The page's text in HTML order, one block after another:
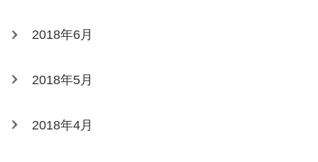
2018年6月
2018年5月
2018年4月